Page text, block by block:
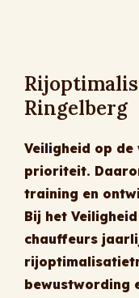
Ringelberg
Veiligheid op de
prioriteit.
training en
Bij het
chauffeurs
bewustwording